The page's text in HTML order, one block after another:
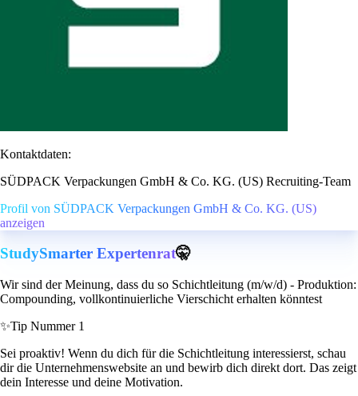
Kontaktdaten:
SÜDPACK Verpackungen GmbH & Co. KG. (US) Recruiting-Team
Profil von SÜDPACK Verpackungen GmbH & Co. KG. (US)
anzeigen
StudySmarter Expertenrat🤫
Wir sind der Meinung, dass du so Schichtleitung (m/w/d) - Produktion:
Compounding, vollkontinuierliche Vierschicht erhalten könntest
✨Tip Nummer 1
Sei proaktiv! Wenn du dich für die Schichtleitung interessierst, schau
dir die Unternehmenswebsite an und bewirb dich direkt dort. Das zeigt
dein Interesse und deine Motivation.